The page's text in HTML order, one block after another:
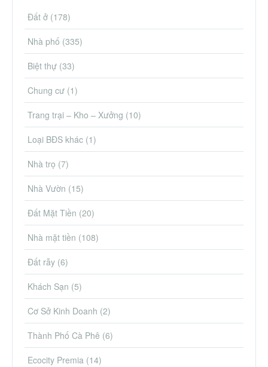
Đất ở (178)
Nhà phố (335)
Biệt thự (33)
Chung cư (1)
Trang trại – Kho – Xưởng (10)
Loại BĐS khác (1)
Nhà trọ (7)
Nhà Vườn (15)
Đất Mặt Tiền (20)
Nhà mặt tiền (108)
Đất rẫy (6)
Khách Sạn (5)
Cơ Sở Kinh Doanh (2)
Thành Phố Cà Phê (6)
Ecocity Premia (14)